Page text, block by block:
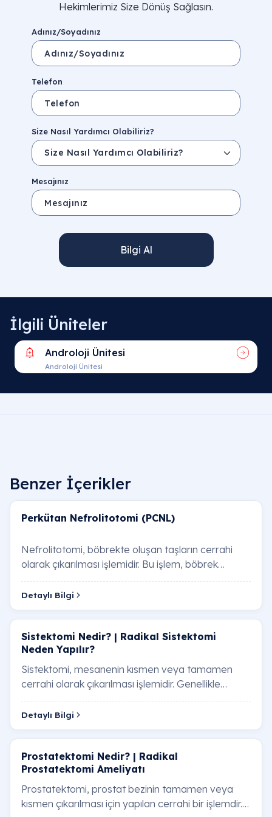
Hekimlerimiz Size Dönüş Sağlasın.
Adınız/Soyadınız
Telefon
Size Nasıl Yardımcı Olabiliriz?
Mesajınız
Bilgi Al
İlgili Üniteler
Androloji Ünitesi
Androloji Ünitesi
Benzer İçerikler
Perkütan Nefrolitotomi (PCNL)
Nefrolitotomi, böbrekte oluşan taşların cerrahi
olarak çıkarılması işlemidir. Bu işlem, böbrek
taşlarının boyutu, yeri, hastanın genel sağlı…
Detaylı Bilgi
Sistektomi Nedir? | Radikal Sistektomi
Neden Yapılır?
Sistektomi, mesanenin kısmen veya tamamen
cerrahi olarak çıkarılması işlemidir. Genellikle
mesane kanseri tedavisinde başvurulan bir
yöntem …
Detaylı Bilgi
Prostatektomi Nedir? | Radikal
Prostatektomi Ameliyatı
Prostatektomi, prostat bezinin tamamen veya
kısmen çıkarılması için yapılan cerrahi bir işlemdir.